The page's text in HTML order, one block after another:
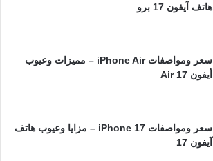
هاتف آيفون 17 برو
سعر ومواصفات iPhone Air – مميزات وعيوب
أيفون 17 Air
سعر ومواصفات iPhone 17 – مزايا وعيوب هاتف
آيفون 17